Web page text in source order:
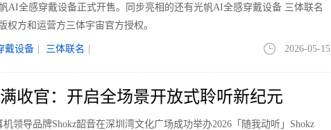
全感穿戴设备正式开售。同步亮相的还有光帆AI全感穿戴设备 三体联名
权方和运营方三体宇宙官方授权。
戴设备 三体联名 2026-05-15
满收官：开启全场景开放式聆听新纪元
领导品牌Shokz韶音在深圳湾文化广场成功举办2026「随我动听」Shokz